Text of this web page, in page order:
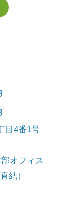
目4番1号
オフィス
結）